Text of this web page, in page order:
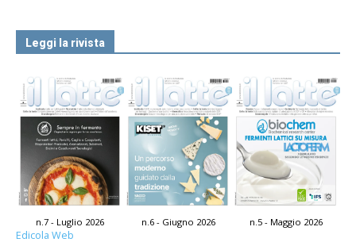
Leggi la rivista
n.7 - Luglio 2026 n.6 - Giugno 2026 n.5 - Maggio 2026
Edicola Web